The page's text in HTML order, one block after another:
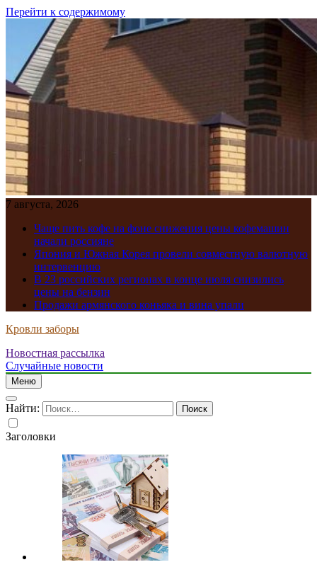
Перейти к содержимому
7 августа, 2026
Чаще пить кофе на фоне снижения цены кофемашин
начали россияне
Япония и Южная Корея провели совместную валютную
интервенцию
В 23 российских регионах в конце июля снизились
цены на бензин
Продажи армянского коньяка и вина упали
Кровли заборы
Новостная рассылка
Случайные новости
Меню
Найти:
Заголовки